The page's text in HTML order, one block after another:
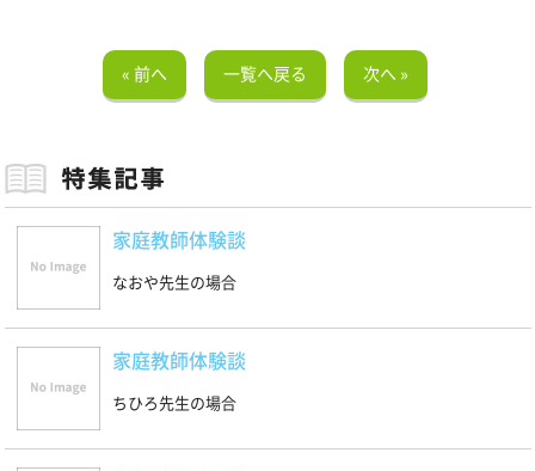
« 前へ 一覧へ戻る 次へ »
家庭教師体験談
なおや先生の場合
家庭教師体験談
ちひろ先生の場合